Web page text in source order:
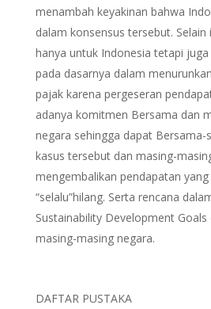
menambah keyakinan bahwa
dalam konsensus tersebut.
hanya untuk Indonesia tetapi
pada dasarnya dalam
pajak karena pergeseran
adanya komitmen Bersama dan
negara sehingga dapat Bersama-
kasus tersebut dan masing-
mengembalikan pendapatan
“selalu”hilang. Serta rencana
Sustainability Development
masing-masing negara.
DAFTAR PUSTAKA